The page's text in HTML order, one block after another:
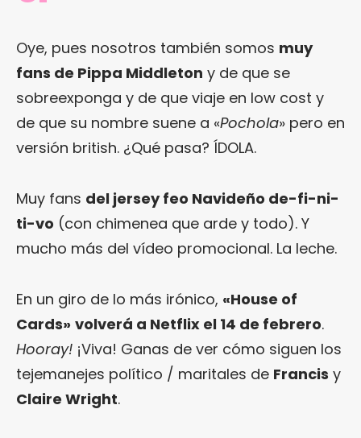
Oye, pues nosotros también somos muy
fans de Pippa Middleton y de que se
sobreexponga y de que viaje en low cost y
de que su nombre suene a «Pochola» pero en
versión british. ¿Qué pasa? ÍDOLA.
Muy fans del jersey feo Navideño de-fi-ni-
ti-vo (con chimenea que arde y todo). Y
mucho más del vídeo promocional. La leche.
En un giro de lo más irónico, «House of
Cards» volverá a Netflix el 14 de febrero.
Hooray! ¡Viva! Ganas de ver cómo siguen los
tejemanejes político / maritales de Francis y
Claire Wright.